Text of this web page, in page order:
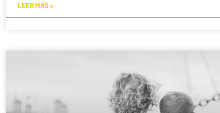
LEER MÁS »